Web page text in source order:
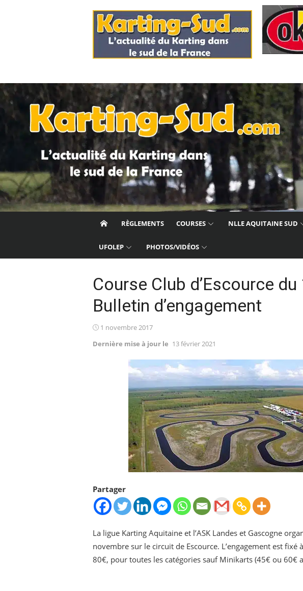
RÈGLEMENTS COURSES NLLE AQUITAINE SUD
UFOLEP PHOTOS/VIDÉOS
Course Club d’Escource
Bulletin d’engagement
Posted
1 novembre 2017
Dernière mise à jour le 13 février 2021
Partager
La ligue Karting Aquitaine et l’ASK Landes et Gascogne
novembre sur le circuit de Escource. L’engagement est fixé
80€, pour toutes les catégories sauf Minikarts (45€ ou 60€